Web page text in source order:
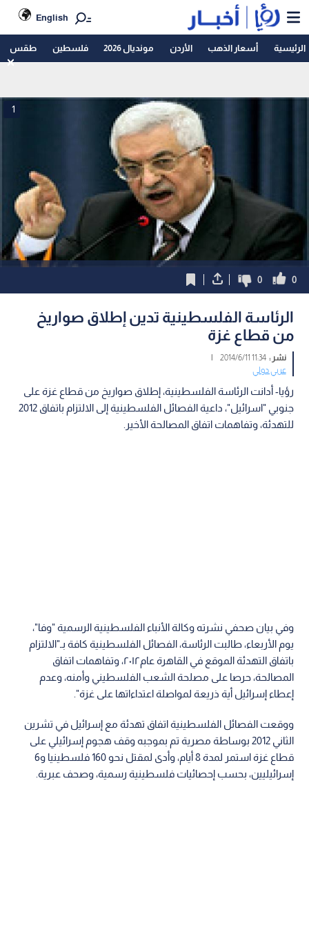
English
الرئيسية أسعار الذهب الأردن مونديال 2026 فلسطين طقس
1
0
0
الرئاسة الفلسطينية تدين إطلاق صواريخ
من قطاع غزة
نشر :11:34 2014/6/11
|
عربي دولي
رؤيا- أدانت الرئاسة الفلسطينية، إطلاق صواريخ من قطاع غزة على
جنوبي "اسرائيل"، داعية الفصائل الفلسطينية إلى الالتزام باتفاق 2012
للتهدئة، وتفاهمات اتفاق المصالحة الأخير.
وفي بيان صحفي نشرته وكالة الأنباء الفلسطينية الرسمية "وفا"،
يوم الأربعاء، طالبت الرئاسة، الفصائل الفلسطينية كافة بـ"الالتزام
باتفاق التهدئة الموقع في القاهرة عام٢٠١٢، وتفاهمات اتفاق
المصالحة، حرصا على مصلحة الشعب الفلسطيني وأمنه، وعدم
إعطاء إسرائيل أية ذريعة لمواصلة اعتداءاتها على غزة".
ووقعت الفصائل الفلسطينية اتفاق تهدئة مع إسرائيل في تشرين
الثاني 2012 بوساطة مصرية تم بموجبه وقف هجوم إسرائيلي على
قطاع غزة استمر لمدة 8 أيام، وأدى لمقتل نحو 160 فلسطينيا و6
إسرائيليين، بحسب إحصائيات فلسطينية رسمية، وصحف عبرية.